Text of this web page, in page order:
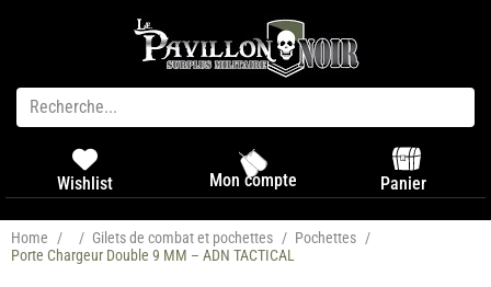
Wishlist Mon compte Panier
Home / / Gilets de combat et pochettes / Pochettes /
Porte Chargeur Double 9 MM – ADN TACTICAL